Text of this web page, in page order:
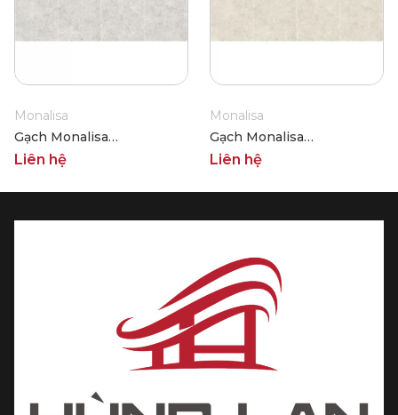
Monalisa
Gạch Monalisa
FDS100391M 600x600
Liên hệ
Monalisa
Gạch Monalisa
FDS100392M 600x600
Liên hệ